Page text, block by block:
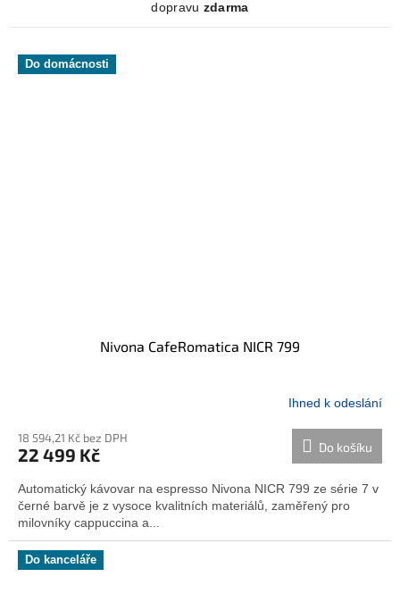
dopravu zdarma
Do domácnosti
Nivona CafeRomatica NICR 799
Ihned k odeslání
18 594,21 Kč bez DPH
22 499 Kč Do košíku
Automatický kávovar na espresso Nivona NICR 799 ze série 7 v
černé barvě je z vysoce kvalitních materiálů, zaměřený pro
milovníky cappuccina a...
Do kanceláře